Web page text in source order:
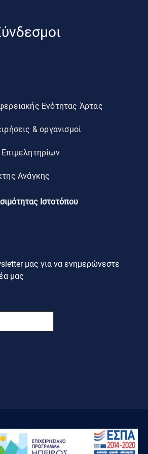
Ενότητας Άρτας
& οργανισμοί
Ανάγκης
Ιστοτόπου
μας για να ενημερώνεστε
μας